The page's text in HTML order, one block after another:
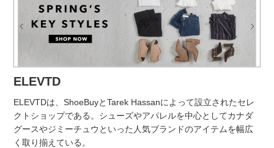
ELEVTD
ELEVTDは、ShoeBuyとTarek Hassanによって設立されたセレ
クトショップである。シューズやアパレルを中心としてカナダ
グースやジミーチュウといった人気ブランドのアイテムを幅広
く取り揃えている。